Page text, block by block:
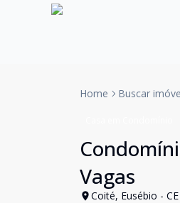
Home Buscar
Vagas
Coité, Eusébio - CE